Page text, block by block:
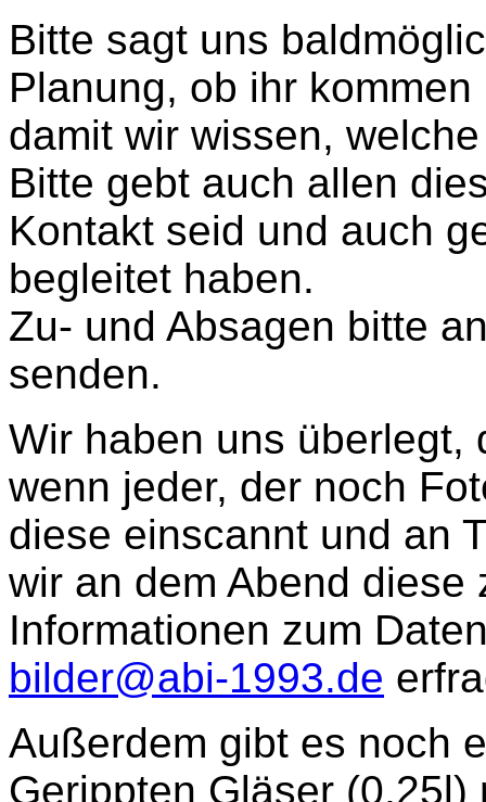
Bitte sagt uns
Planung, ob ihr
damit wir wissen,
Bitte gebt auch allen
Kontakt seid und auch
begleitet haben.
Zu- und Absagen bitte
senden.
Wir haben uns überlegt,
wenn jeder, der noch
diese einscannt und an
wir an dem Abend diese
Informationen zum
bilder@abi-1993.de
Außerdem gibt es noch
Gerippten Gläser